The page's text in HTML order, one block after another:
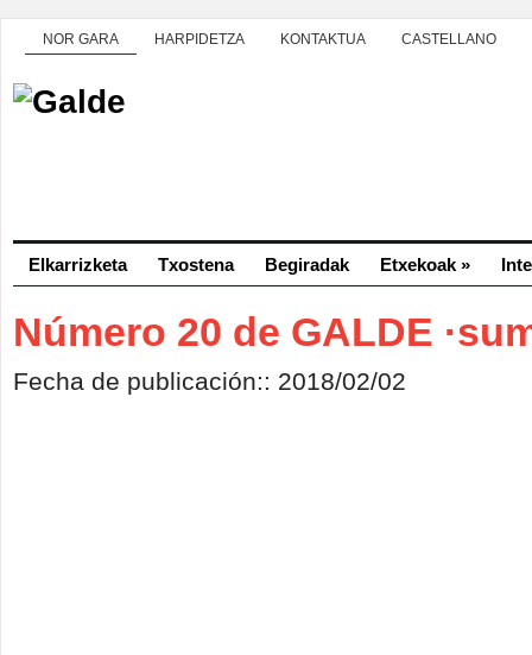
NOR GARA HARPIDETZA KONTAKTUA CASTELLANO
Elkarrizketa Txostena Begiradak Etxekoak »
Número 20 de GALDE
Fecha de publicación:: 2018/02/02